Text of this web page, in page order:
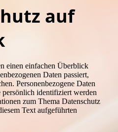
auf
einen einfachen Überblick
Daten passiert,
Personenbezogene Daten
identifiziert werden
zum Thema Datenschutz
Text aufgeführten